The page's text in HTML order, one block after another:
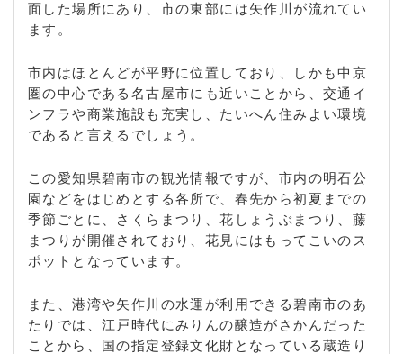
面した場所にあり、市の東部には矢作川が流れてい
ます。
市内はほとんどが平野に位置しており、しかも中京
圏の中心である名古屋市にも近いことから、交通イ
ンフラや商業施設も充実し、たいへん住みよい環境
であると言えるでしょう。
この愛知県碧南市の観光情報ですが、市内の明石公
園などをはじめとする各所で、春先から初夏までの
季節ごとに、さくらまつり、花しょうぶまつり、藤
まつりが開催されており、花見にはもってこいのス
ポットとなっています。
また、港湾や矢作川の水運が利用できる碧南市のあ
たりでは、江戸時代にみりんの醸造がさかんだった
ことから、国の指定登録文化財となっている蔵造り